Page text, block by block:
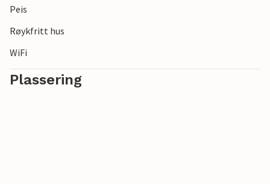
nedenfor bygningen.
Peis
Røykfritt hus
WiFi
Plassering